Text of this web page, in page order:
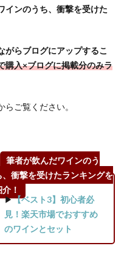
インのうち、衝撃を受けた
がらブログにアップするこ
購入×ブログに掲載分のみラ
ご覧ください。
筆者が飲んだワインのう
、衝撃を受けたランキングを
！
▶【ベスト3】初心者必
見！楽天市場でおすすめ
のワインとセット